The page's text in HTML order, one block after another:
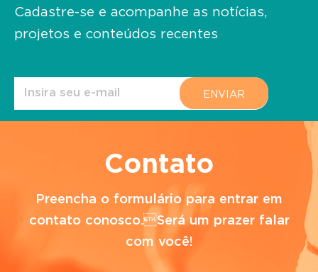
Cadastre-se e acompanhe as notícias,
projetos e conteúdos recentes
Contato
Preencha o formulário para entrar em
contato conosco.Será um prazer falar
com você!